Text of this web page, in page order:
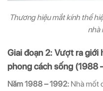
Thương hiệu mắt kính thể
nhà
Giai đoạn 2: Vượt ra giới
phong cách sống (1988
Năm 1988 – 1992: Nhà mốt